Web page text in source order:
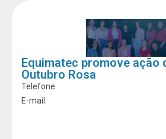
Equimatec promove ação
Outubro Rosa
Telefone:
E-mail: